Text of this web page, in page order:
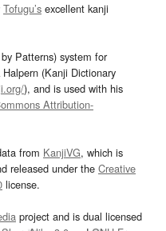
Tofugu’s excellent kanji
Patterns) system for
(Kanji Dictionary
), and is used with his
Attribution-
from KanjiVG, which is
released under the Creative
license.
project and is dual licensed